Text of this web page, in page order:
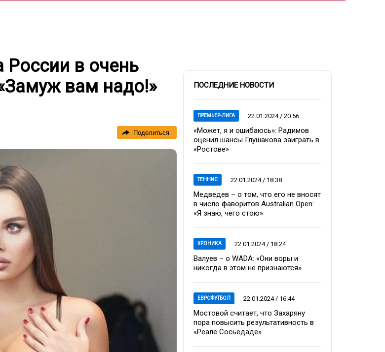
России в очень
вам надо!»
Поделиться
ПОСЛЕДНИЕ НОВОСТИ
ПРЕМЬЕР-ЛИГА 22.01.2024 / 20:56
«Может, я и ошибаюсь»: Радимов
оценил шансы Глушакова заиграть в
«Ростове»
ТЕННИС 22.01.2024 / 18:38
Медведев – о том, что его не вносят
в число фаворитов Australian Open:
«Я знаю, чего стою»
ХРОНИКА 22.01.2024 / 18:24
Валуев – о WADA: «Они воры и
никогда в этом не признаются»
ЕВРОФУТБОЛ 22.01.2024 / 16:44
Мостовой считает, что Захаряну
пора повысить результативность в
«Реале Сосьедаде»